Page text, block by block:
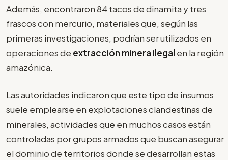
Además, encontraron 84 tacos de dinamita y tres
frascos con mercurio, materiales que, según las
primeras investigaciones, podrían ser utilizados en
operaciones de extracción minera ilegal en la región
amazónica.
Las autoridades indicaron que este tipo de insumos
suele emplearse en explotaciones clandestinas de
minerales, actividades que en muchos casos están
controladas por grupos armados que buscan asegurar
el dominio de territorios donde se desarrollan estas